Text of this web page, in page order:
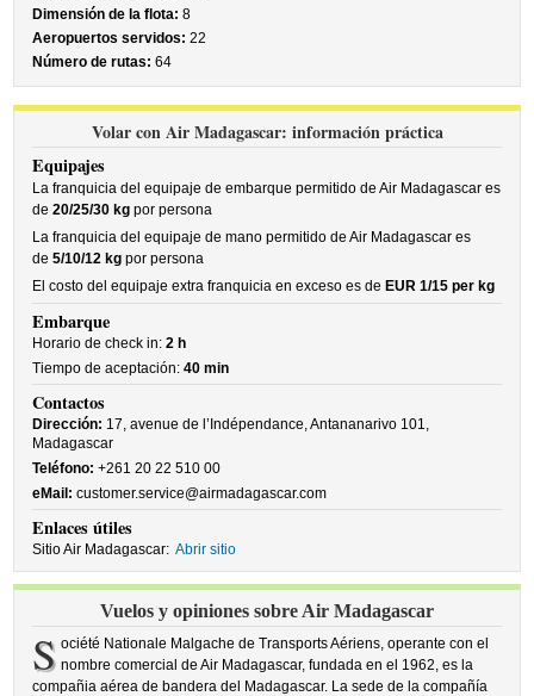
Dimensión de la flota: 8
Aeropuertos servidos: 22
Número de rutas: 64
Volar con Air Madagascar: información práctica
Equipajes
La franquicia del equipaje de embarque permitido de Air Madagascar es
de20/25/30 kg por persona
La franquicia del equipaje de mano permitido de Air Madagascar es
de5/10/12 kg por persona
El costo del equipaje extra franquicia en exceso es de EUR 1/15 per kg
Embarque
Horario de check in:2 h
Tiempo de aceptación:40 min
Contactos
Dirección: 17, avenue de l’Indépendance, Antananarivo 101,
Madagascar
Teléfono: +261 20 22 510 00
eMail: customer.service@airmadagascar.com
Enlaces útiles
Sitio Air Madagascar: Abrir sitio
Vuelos y opiniones sobre Air Madagascar
S ociété Nationale Malgache de Transports Aériens, operante con el
nombre comercial de Air Madagascar, fundada en el 1962, es la
compañia aérea de bandera del Madagascar. La sede de la compañía